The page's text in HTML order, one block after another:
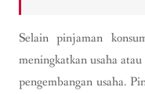
Selain pinjaman
meningkatkan usaha
pengembangan usaha.